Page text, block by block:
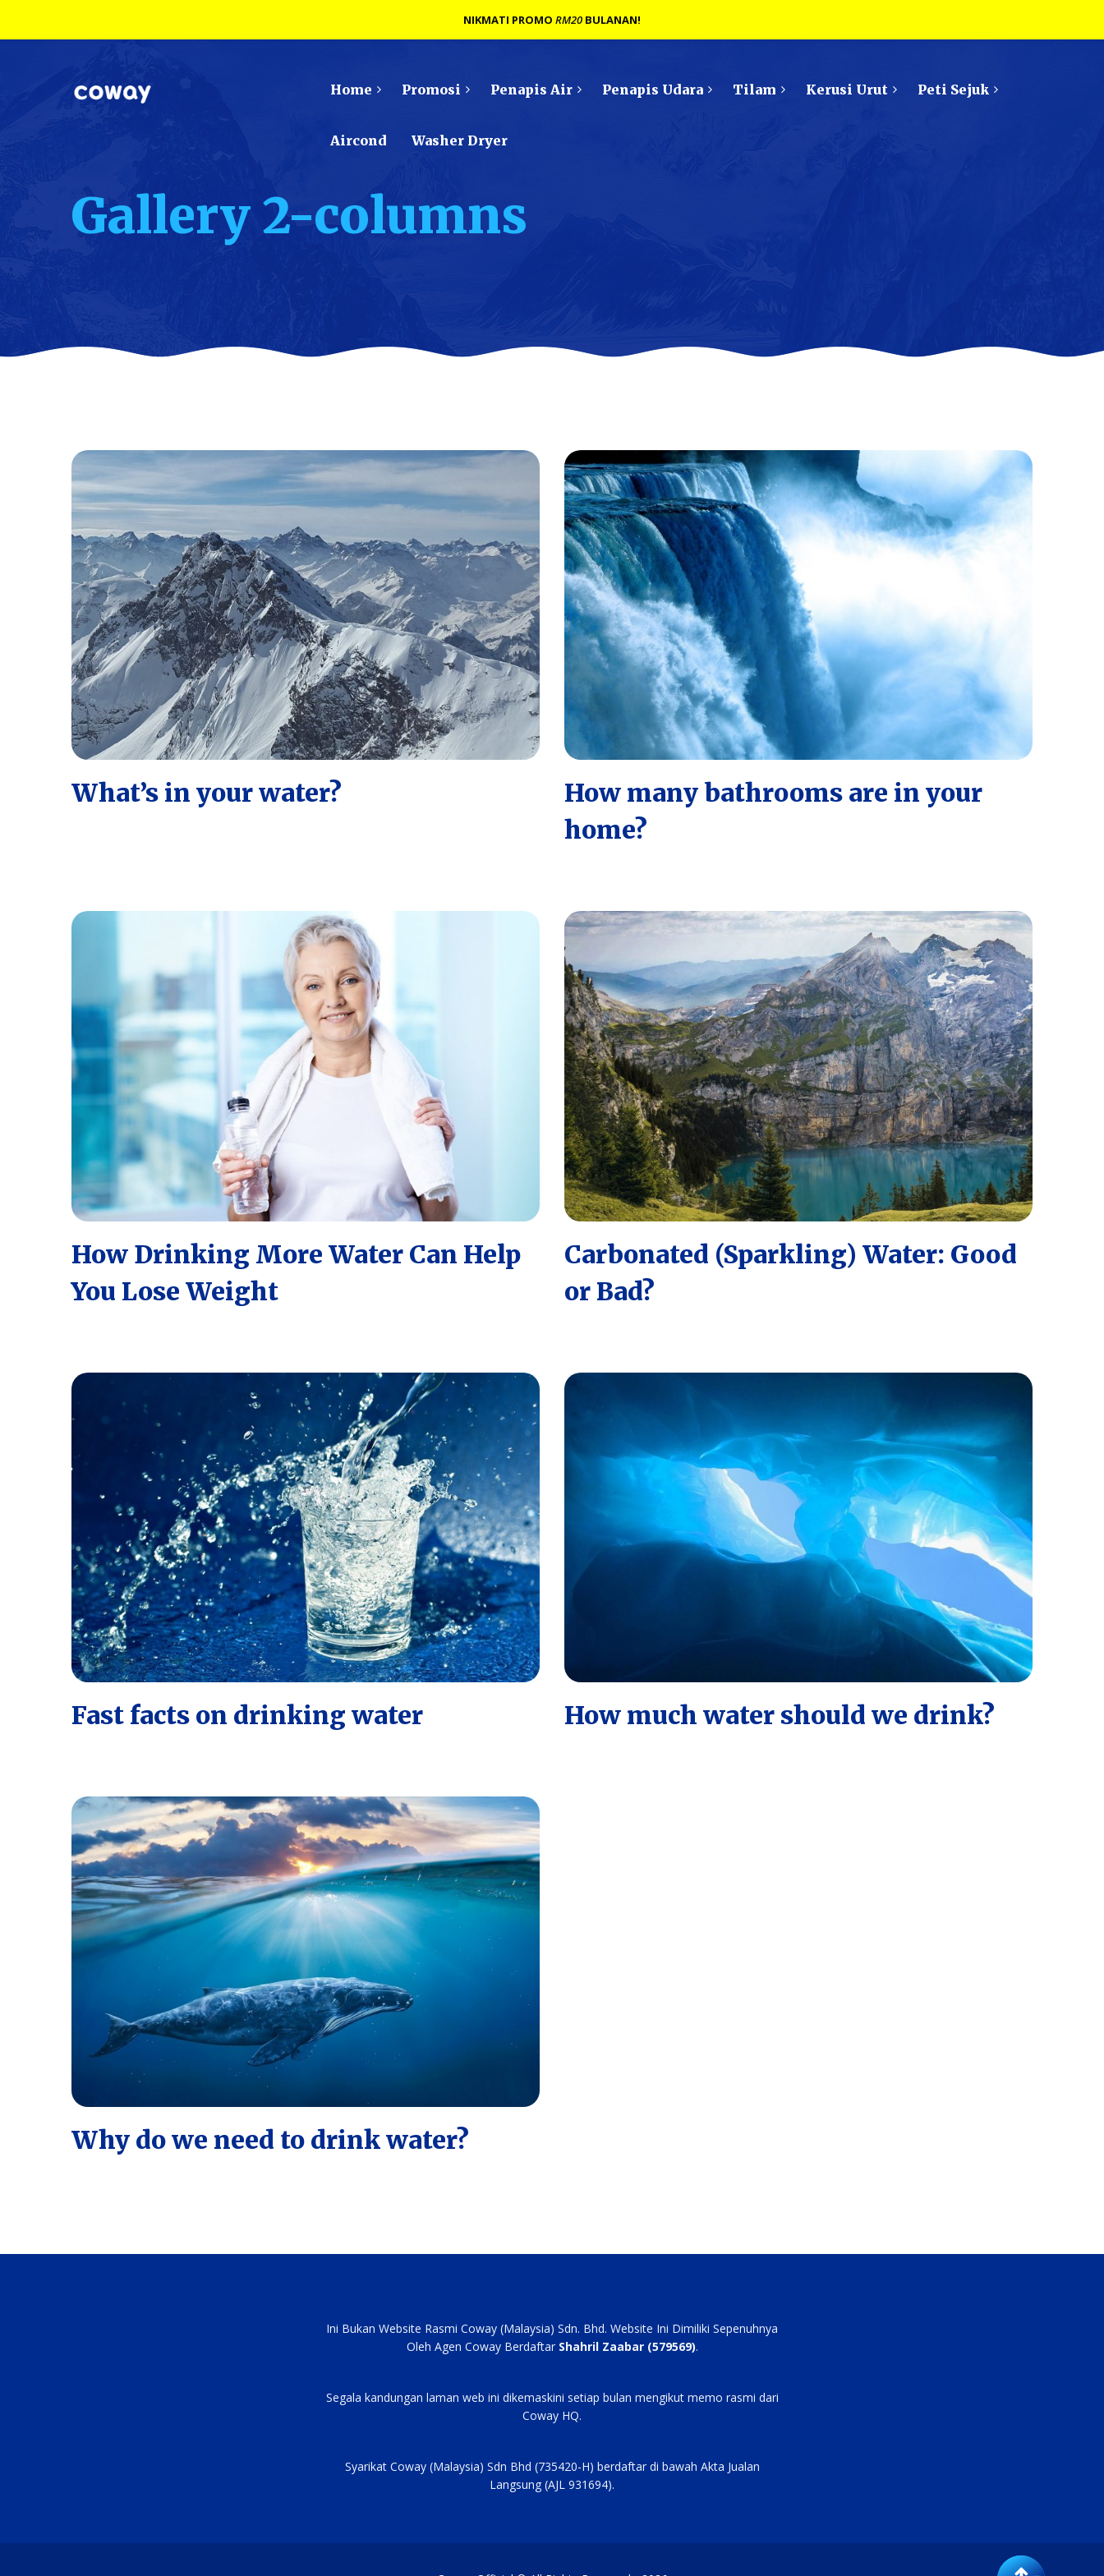
Home Promosi Penapis Air Penapis Udara Tilam Kerusi Urut Peti Sejuk
Aircond Washer Dryer
Gallery 2-columns
What’s in your water?
How many bathrooms are in your
home?
How Drinking More Water Can Help
You Lose Weight
Carbonated (Sparkling) Water: Good
or Bad?
Fast facts on drinking water How much water should we drink?
Why do we need to drink water?
Ini Bukan Website Rasmi Coway (Malaysia) Sdn. Bhd. Website Ini Dimiliki Sepenuhnya
Oleh Agen Coway Berdaftar Shahril Zaabar (579569).
Segala kandungan laman web ini dikemaskini setiap bulan mengikut memo rasmi dari
Coway HQ.
Syarikat Coway (Malaysia) Sdn Bhd (735420-H) berdaftar di bawah Akta Jualan
Langsung (AJL 931694).
NIKMATI PROMO RM20 BULANAN!